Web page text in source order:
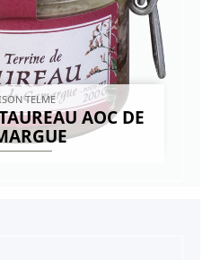
TELME
AOC DE